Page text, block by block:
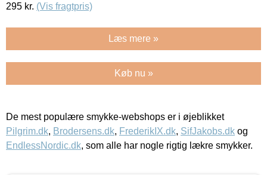
295 kr. (Vis fragtpris)
Læs mere »
Køb nu »
De mest populære smykke-webshops er i øjeblikket
Pilgrim.dk, Brodersens.dk, FrederikIX.dk, SifJakobs.dk og
EndlessNordic.dk, som alle har nogle rigtig lækre smykker.